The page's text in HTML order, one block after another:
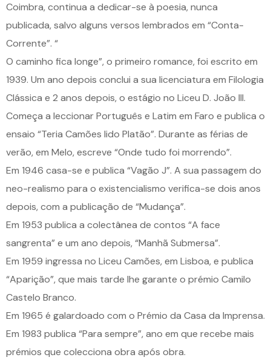
Coimbra, continua a dedicar-se à poesia, nunca
publicada, salvo alguns versos lembrados em “Conta-
Corrente”. “
O caminho fica longe”, o primeiro romance, foi escrito em
1939. Um ano depois conclui a sua licenciatura em Filologia
Clássica e 2 anos depois, o estágio no Liceu D. João III.
Começa a leccionar Português e Latim em Faro e publica o
ensaio “Teria Camões lido Platão”. Durante as férias de
verão, em Melo, escreve “Onde tudo foi morrendo”.
Em 1946 casa-se e publica “Vagão J”. A sua passagem do
neo-realismo para o existencialismo verifica-se dois anos
depois, com a publicação de “Mudança”.
Em 1953 publica a colectânea de contos “A face
sangrenta” e um ano depois, “Manhã Submersa”.
Em 1959 ingressa no Liceu Camões, em Lisboa, e publica
“Aparição”, que mais tarde lhe garante o prémio Camilo
Castelo Branco.
Em 1965 é galardoado com o Prémio da Casa da Imprensa.
Em 1983 publica “Para sempre”, ano em que recebe mais
prémios que colecciona obra após obra.